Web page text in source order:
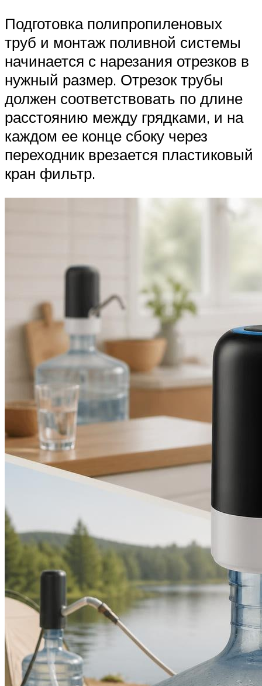
Подготовка полипропиленовых
труб и монтаж поливной системы
начинается с нарезания отрезков в
нужный размер. Отрезок трубы
должен соответствовать по длине
расстоянию между грядками, и на
каждом ее конце сбоку через
переходник врезается пластиковый
кран фильтр.